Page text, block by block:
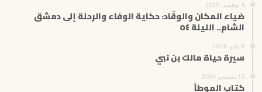
4 نوفمبر، 2025
ضياء المكان والوقّاد: حكاية الوفاء والرحلة إلى دمشق
الشام.. الليلة ٥٤
6 مايو، 2024
سيرة حياة مالك بن نبي
13 سبتمبر، 2024
كتاب الموطأ